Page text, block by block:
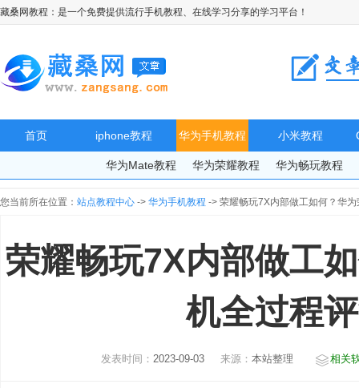
藏桑网教程：是一个免费提供流行手机教程、在线学习分享的学习平台！
首页 iphone教程 华为手机教程 小米教程
华为Mate教程 华为荣耀教程 华为畅玩教程
您当前所在位置： 站点教程中心 -> 华为手机教程 -> 荣耀畅玩7X内部做工如何？华
荣耀畅玩7X内部做工
机全过程
发表时间：2023-09-03 来源：本站整理 相关